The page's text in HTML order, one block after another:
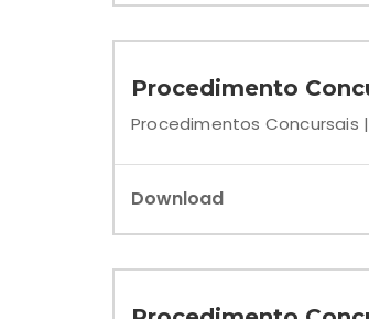
Procedimento
Procedimentos Concursais
Download